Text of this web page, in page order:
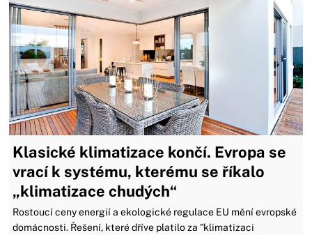
Klasické klimatizace končí. Evropa se
vrací k systému, kterému se říkalo
„klimatizace chudých“
Rostoucí ceny energií a ekologické regulace EU mění evropské
domácnosti. Řešení, které dříve platilo za "klimatizaci